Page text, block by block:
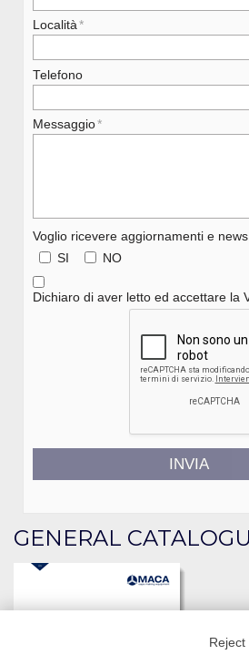
Località
Telefono
Messaggio
Voglio ricevere aggiornamenti e
SI
NO
Dichiaro di aver letto ed accettare la
INVIA
GENERAL